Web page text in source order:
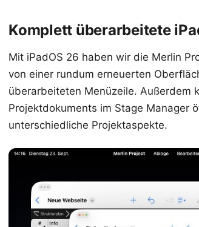
Komplett überarbeitete
Mit iPadOS 26 haben wir die Merlin
von einer rundum erneuerten
überarbeiteten Menüzeile. Außerdem
Projektdokuments im Stage Manager
unterschiedliche Projektaspekte.